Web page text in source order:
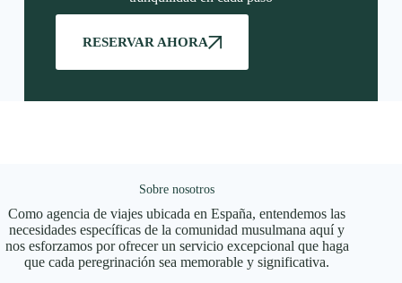
RESERVAR AHORA
Sobre nosotros
Como agencia de viajes ubicada en España, entendemos las
necesidades específicas de la comunidad musulmana aquí y
nos esforzamos por ofrecer un servicio excepcional que haga
que cada peregrinación sea memorable y significativa.